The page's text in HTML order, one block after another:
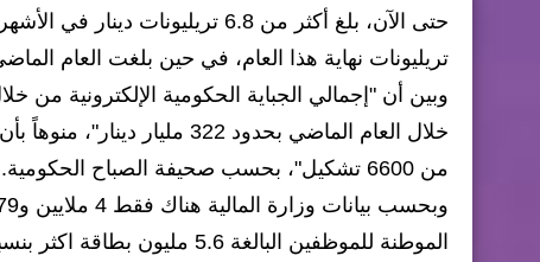
تريليونات نهاية هذا العام، في حين بلغت العام الماضي بحدود 9
من 6600 تشكيل"، بحسب صحيفة الصباح الحكومية.